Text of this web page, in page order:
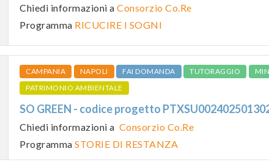
Chiedi informazioni a Consorzio Co.Re
Programma RICUCIRE I SOGNI
CAMPANIA NAPOLI FAI DOMANDA TUTORAGGIO
PATRIMONIO AMBIENTALE
SO GREEN - codice progetto
Chiedi informazioni a Consorzio Co.Re
Programma STORIE DI RESTANZA